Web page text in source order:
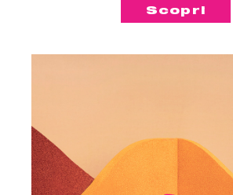
l'altro, tieni pulita la tua
con il Detergente per
maniera discreta
Scopri